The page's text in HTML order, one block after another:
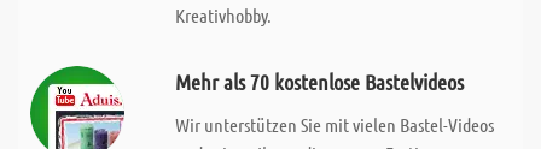
Kreativhobby.
Mehr als 70 kostenlose Bastelvideos
Wir unterstützen Sie mit vielen Bastel-Videos